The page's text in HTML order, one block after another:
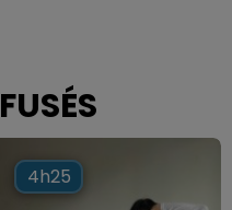
4h25
4h25